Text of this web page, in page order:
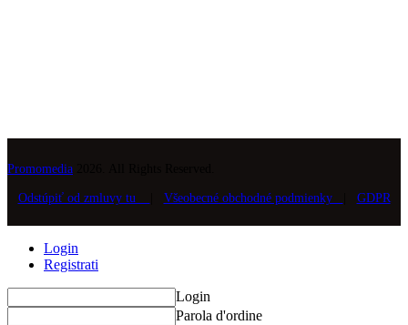
Promomedia
Odstúpiť od zmluvy tu Všeobecné obchodné podmienky GDPR
Login
Registrati
Login
Parola d'ordine